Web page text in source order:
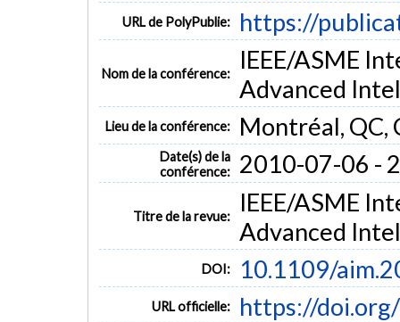
URL de PolyPublie: https://
Nom de la conférence:
IEEE/ASME
Advanced
Lieu de la conférence: Montréal, QC,
Date(s) de la
conférence:
2010-07-06 -
Titre de la revue:
IEEE/ASME
Advanced
DOI: 10.1109/
URL officielle: https://